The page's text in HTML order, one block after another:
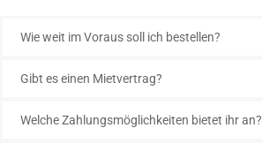
Wie weit im Voraus soll ich bestellen?
Gibt es einen Mietvertrag?
Welche Zahlungsmöglichkeiten bietet ihr an?